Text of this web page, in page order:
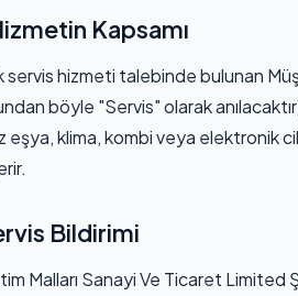
Kapsamı
hizmeti talebinde bulunan
böyle "Servis" olarak
klima, kombi veya elektronik
Bildirimi
Malları Sanayi Ve Ticaret